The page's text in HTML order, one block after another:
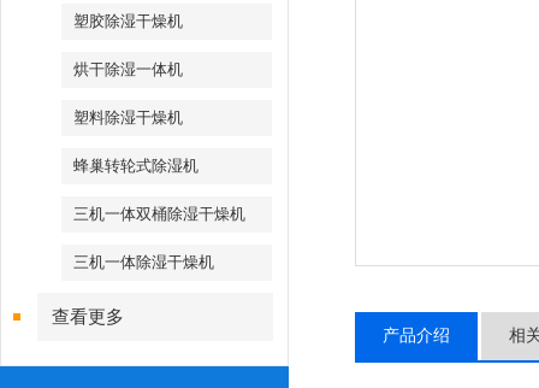
塑胶除湿干燥机
烘干除湿一体机
塑料除湿干燥机
蜂巢转轮式除湿机
三机一体双桶除湿干燥机
三机一体除湿干燥机
查看更多
产品介绍 相